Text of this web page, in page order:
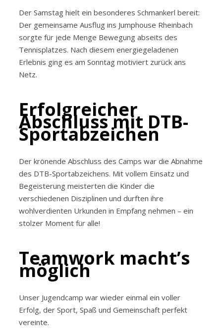
Der Samstag hielt ein besonderes Schmankerl bereit:
Der gemeinsame Ausflug ins Jumphouse Rheinbach
sorgte für jede Menge Bewegung abseits des
Tennisplatzes. Nach diesem energiegeladenen
Erlebnis ging es am Sonntag motiviert zurück ans
Netz.
Erfolgreicher
Abschluss mit DTB-
Sportabzeichen
Der krönende Abschluss des Camps war die Abnahme
des DTB-Sportabzeichens. Mit vollem Einsatz und
Begeisterung meisterten die Kinder die
verschiedenen Disziplinen und durften ihre
wohlverdienten Urkunden in Empfang nehmen – ein
stolzer Moment für alle!
Teamwork macht’s
möglich
Unser Jugendcamp war wieder einmal ein voller
Erfolg, der Sport, Spaß und Gemeinschaft perfekt
vereinte.